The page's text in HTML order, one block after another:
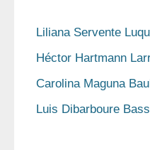
Liliana Servente
Héctor Hartmann
Carolina Maguna
Luis Dibarboure